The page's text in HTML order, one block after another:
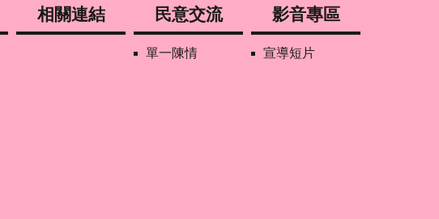
相關連結 民意交流
單一陳情
影音專區
宣導短片